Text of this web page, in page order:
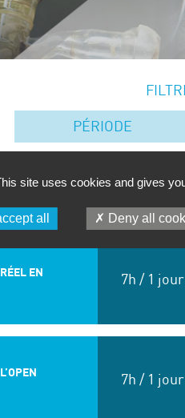
PÉRIODE
DURÉE
EN
7h / 1 jour
7h / 1 jour
site uses cookies and gives
all Deny all